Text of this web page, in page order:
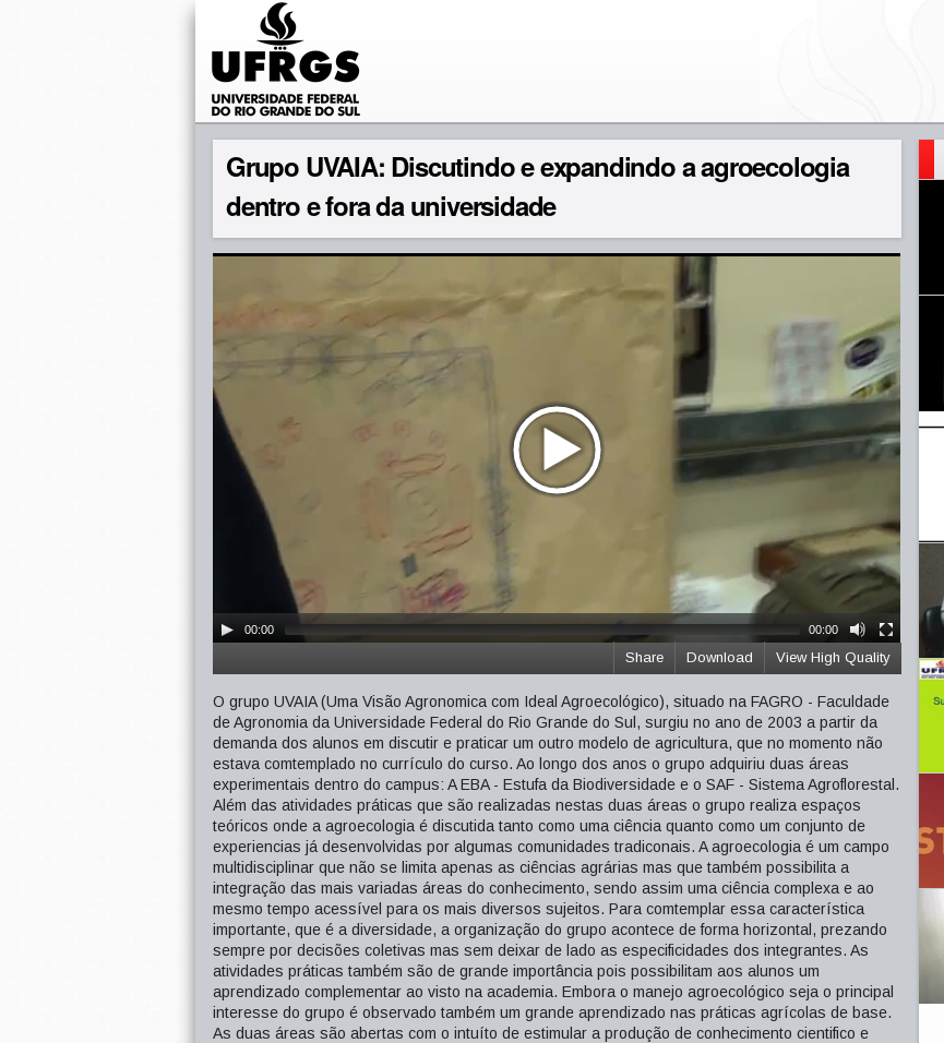
Grupo UVAIA: Discutindo e expandindo a agroecologia
dentro e fora da universidade
00:00 00:00
View High Quality
Download
Share
O grupo UVAIA (Uma Visão Agronomica com Ideal Agroecológico), situado na FAGRO - Faculdade
de Agronomia da Universidade Federal do Rio Grande do Sul, surgiu no ano de 2003 a partir da
demanda dos alunos em discutir e praticar um outro modelo de agricultura, que no momento não
estava comtemplado no currículo do curso. Ao longo dos anos o grupo adquiriu duas áreas
experimentais dentro do campus: A EBA - Estufa da Biodiversidade e o SAF - Sistema Agroflorestal.
Além das atividades práticas que são realizadas nestas duas áreas o grupo realiza espaços
teóricos onde a agroecologia é discutida tanto como uma ciência quanto como um conjunto de
experiencias já desenvolvidas por algumas comunidades tradiconais. A agroecologia é um campo
multidisciplinar que não se limita apenas as ciências agrárias mas que também possibilita a
integração das mais variadas áreas do conhecimento, sendo assim uma ciência complexa e ao
mesmo tempo acessível para os mais diversos sujeitos. Para comtemplar essa característica
importante, que é a diversidade, a organização do grupo acontece de forma horizontal, prezando
sempre por decisões coletivas mas sem deixar de lado as especificidades dos integrantes. As
atividades práticas também são de grande importância pois possibilitam aos alunos um
aprendizado complementar ao visto na academia. Embora o manejo agroecológico seja o principal
interesse do grupo é observado também um grande aprendizado nas práticas agrícolas de base.
As duas áreas são abertas com o intuíto de estimular a produção de conhecimento cientifico e